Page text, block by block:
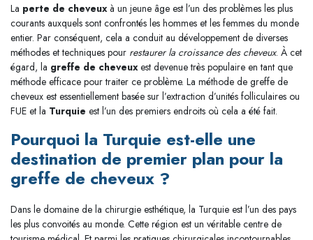
La perte de cheveuxà un jeune âge est l’un des problèmes les plus
courants auxquels sont confrontés les hommes et les femmes du monde
entier. Par conséquent, cela a conduit au développement de diverses
méthodes et techniques pour restaurer la croissance des cheveux. À cet
égard, la greffe de cheveuxest devenue très populaire en tant que
méthode efficace pour traiter ce problème. La méthode de greffe de
cheveux est essentiellement basée sur l’extraction d’unités folliculaires ou
FUE et la Turquie est l’un des premiers endroits où cela a été fait.
Pourquoi la Turquie est-elle une
destination de premier plan pour la
greffe de cheveux ?
Dans le domaine de la chirurgie esthétique, la Turquie est l’un des pays
les plus convoités au monde. Cette région est un véritable centre de